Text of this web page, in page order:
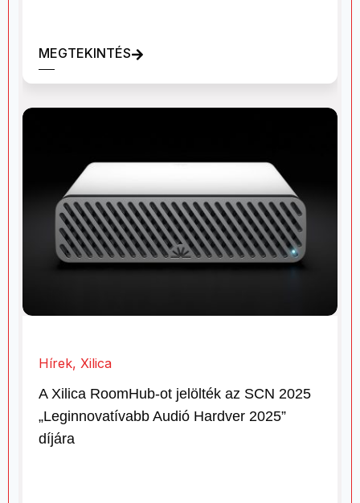
MEGTEKINTÉS
Hírek, Xilica
A Xilica RoomHub-ot jelölték az SCN 2025
„Leginnovatívabb Audió Hardver 2025”
díjára